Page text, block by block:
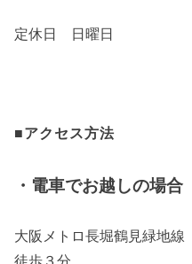
定休日 日曜日
■アクセス方法
・電車でお越しの場合
大阪メトロ長堀鶴見緑地線
徒歩３分。